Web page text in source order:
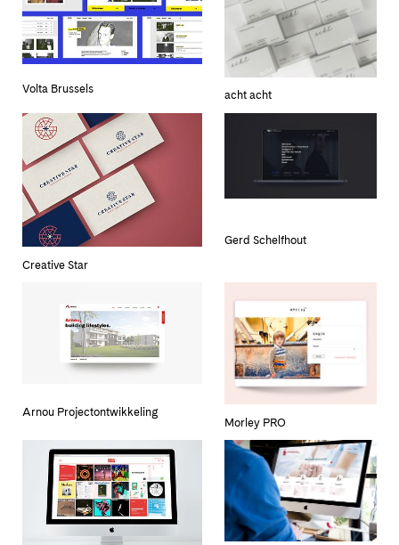
Volta Brussels acht acht
Creative Star
Gerd Schelfhout
Arnou Projectontwikkeling
Morley PRO